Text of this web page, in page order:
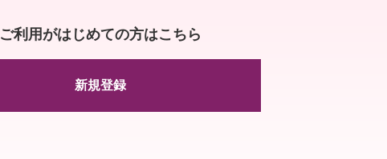
ご利用がはじめての方はこちら
新規登録